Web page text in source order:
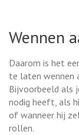
Wennen
Daarom is het
te laten wennen
Bijvoorbeeld als
nodig heeft, als
of wanneer hij
rollen.